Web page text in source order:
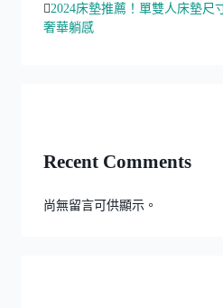
2024床墊推薦！單雙人床墊尺
奢華躺感
Recent Comments
尚無留言可供顯示。